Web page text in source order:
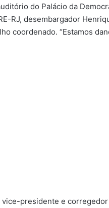
do Palácio da
RJ, desembargador
coordenado. “Estamos
presidente e